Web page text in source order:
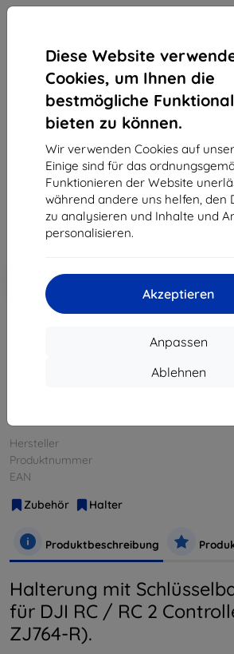
Diese Website
Cookies, um Ihnen die
bestmögliche
bieten zu können.
Wir verwenden Cookies auf
Einige sind für das
Funktionieren der Website
während andere uns helfen, den
zu analysieren und Inhalte und
personalisieren.
Akzeptieren
Anpassen
Ablehnen
Sunnylife
Sunnylife Halter mit Riemen für
Controller (rot) ZJ764-R
Geeignet für: DJI RC DJI RC 2
36,90 €
35,06 €
ohne MWSt29,46 €
-5%
Rabatt mit Gutschein
Hersteller
Produktnummer
EAN
Zubehör
Halter
Produktbeschreibung
Halterung mit
für DJI RC / RC 2
ZJ764-R).